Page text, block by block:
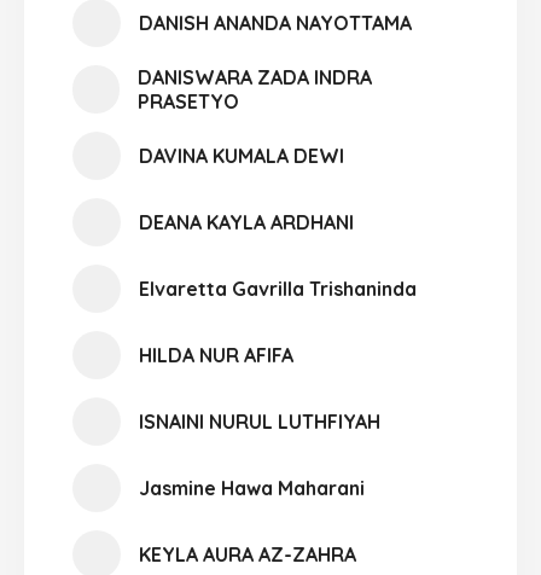
DANISH ANANDA NAYOTTAMA
DANISWARA ZADA INDRA
PRASETYO
DAVINA KUMALA DEWI
DEANA KAYLA ARDHANI
Elvaretta Gavrilla Trishaninda
HILDA NUR AFIFA
ISNAINI NURUL LUTHFIYAH
Jasmine Hawa Maharani
KEYLA AURA AZ-ZAHRA